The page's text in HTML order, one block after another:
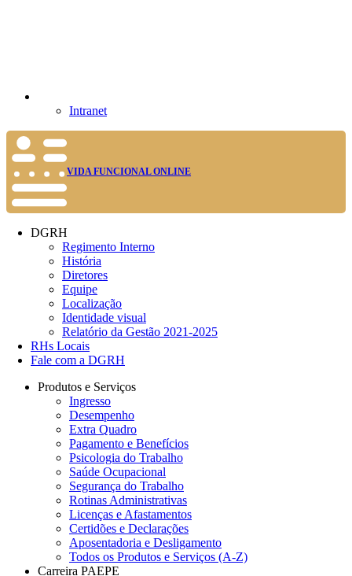
Intranet
VIDA FUNCIONAL ONLINE
DGRH
Regimento Interno
História
Diretores
Equipe
Localização
Identidade visual
Relatório da Gestão 2021-2025
RHs Locais
Fale com a DGRH
Produtos e Serviços
Ingresso
Desempenho
Extra Quadro
Pagamento e Benefícios
Psicologia do Trabalho
Saúde Ocupacional
Segurança do Trabalho
Rotinas Administrativas
Licenças e Afastamentos
Certidões e Declarações
Aposentadoria e Desligamento
Todos os Produtos e Serviços (A-Z)
Carreira PAEPE